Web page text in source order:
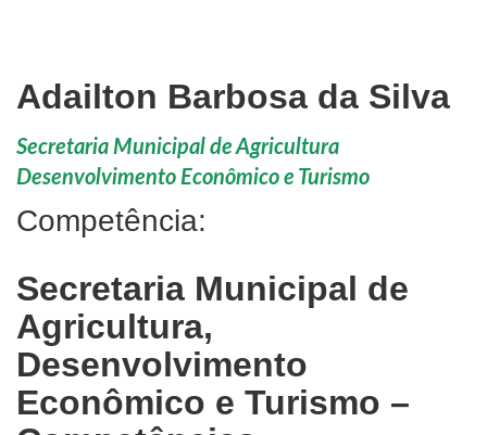
Adailton Barbosa da Silva
Secretaria Municipal de Agricultura
Desenvolvimento Econômico e Turismo
Competência:
Secretaria Municipal de
Agricultura,
Desenvolvimento
Econômico e Turismo –